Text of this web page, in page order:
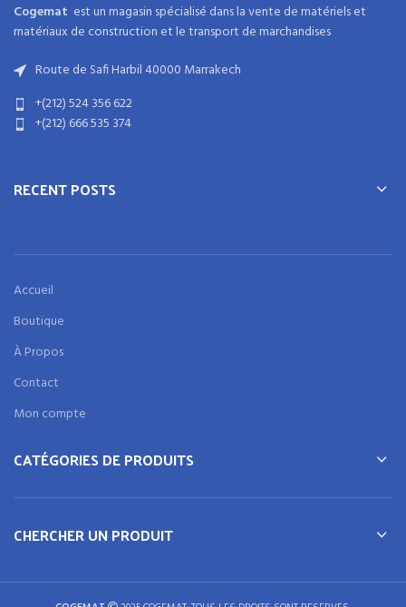
Cogemat est un magasin spécialisé dans lavente de matériels et
matériaux de construction etle transport de marchandises
Route de Safi Harbil 40000 Marrakech
+(212) 524 356 622
+(212) 666 535 374
RECENT POSTS
Accueil
Boutique
À Propos
Contact
Mon compte
CATÉGORIES DE PRODUITS
CHERCHER UN PRODUIT